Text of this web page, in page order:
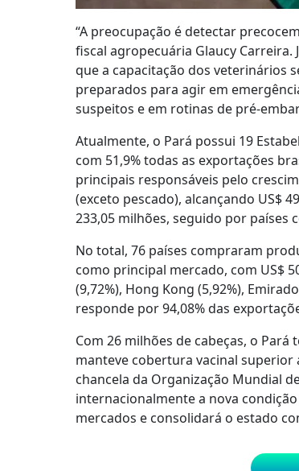
“A preocupação é detectar
fiscal agropecuária Glaucy
que a capacitação dos veterinários
preparados para agir em
suspeitos e em rotinas de pré-
Atualmente, o Pará possui 19
com 51,9% todas as exportações
principais responsáveis pelo
(exceto pescado), alcançando US$
233,05 milhões, seguido por países
No total, 76 países compraram
como principal mercado, com US$
(9,72%), Hong Kong (5,92%),
responde por 94,08% das
Com 26 milhões de cabeças, o
manteve cobertura vacinal superior
chancela da Organização Mundial
internacionalmente a nova
mercados e consolidará o estado